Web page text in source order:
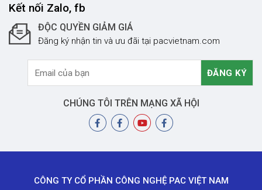
Kết nối Zalo, fb
ĐỘC QUYỀN GIẢM GIÁ
Đăng ký nhận tin và ưu đãi tại pacvietnam.com
CHÚNG TÔI TRÊN MẠNG XÃ HỘI
CÔNG TY CỔ PHẦN CÔNG NGHỆ PAC VIỆT NAM